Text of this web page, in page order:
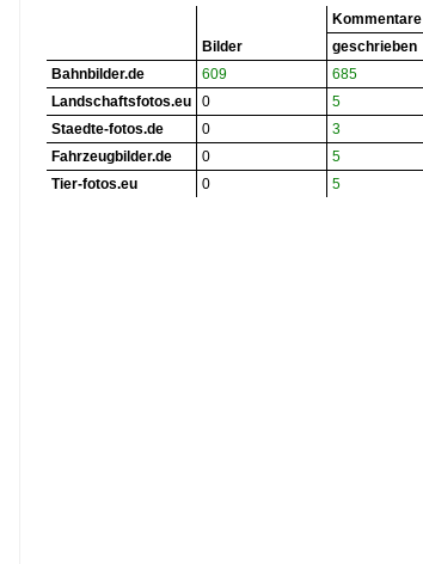
Bilder
Kommentare
geschrieben
Bahnbilder.de
609 685
Landschaftsfotos.eu 0 5
Staedte-fotos.de
0 3
Fahrzeugbilder.de
0 5
Tier-fotos.eu
0 5